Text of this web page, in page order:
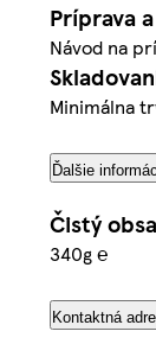
Príprava
Návod na
Minimálna
Ďalšie
Čistý
340g ℮
Kontaktná